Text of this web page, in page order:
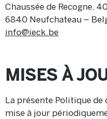
Chaussée de Recogne,
6840 Neufchateau –
info@ieck.be
MISES À
La présente Politique
mise à jour